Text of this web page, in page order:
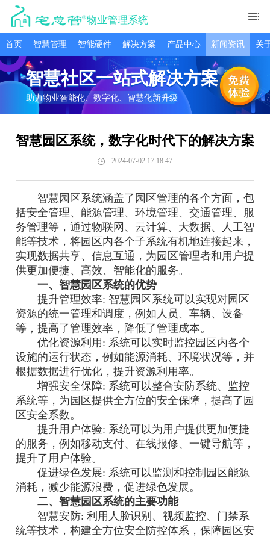
物业管理系统
首页 智慧管理 智能硬件 解决方案 产品中心 新闻资讯 关
智慧社区一站式解决方案
助力物业智能化、数字化、智慧化新升级
智慧园区系统，数字化时代下的解决方案
2024-07-02 17:18:47
智慧园区系统涵盖了园区管理的各个方面，包
括安全管理、能源管理、环境管理、交通管理、服
务管理等，通过物联网、云计算、大数据、人工智
能等技术，将园区内各个子系统有机地连接起来，
实现数据共享、信息互通，为园区管理者和用户提
供更加便捷、高效、智能化的服务。
一、智慧园区系统的优势
提升管理效率: 智慧园区系统可以实现对园区
资源的统一管理和调度，例如人员、车辆、设备
等，提高了管理效率，降低了管理成本。
优化资源利用: 系统可以实时监控园区内各个
设施的运行状态，例如能源消耗、环境状况等，并
根据数据进行优化，提升资源利用率。
增强安全保障: 系统可以整合安防系统、监控
系统等，为园区提供全方位的安全保障，提高了园
区安全系数。
提升用户体验: 系统可以为用户提供更加便捷
的服务，例如移动支付、在线报修、一键导航等，
提升了用户体验。
促进绿色发展: 系统可以监测和控制园区能源
消耗，减少能源浪费，促进绿色发展。
二、智慧园区系统的主要功能
智慧安防: 利用人脸识别、视频监控、门禁系
统等技术，构建全方位安全防控体系，保障园区安